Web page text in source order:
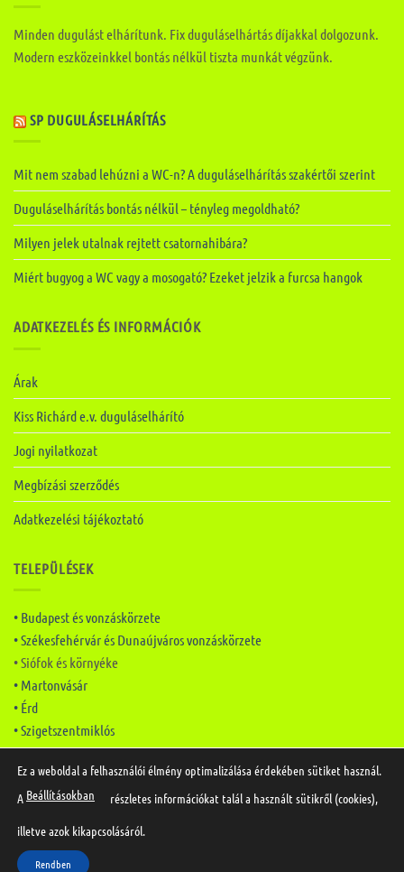
Minden dugulást elhárítunk. Fix duguláselhártás díjakkal dolgozunk.
Modern eszközeinkkel bontás nélkül tiszta munkát végzünk.
SP DUGULÁSELHÁRÍTÁS
Mit nem szabad lehúzni a WC-n? A duguláselhárítás szakértői szerint
Duguláselhárítás bontás nélkül – tényleg megoldható?
Milyen jelek utalnak rejtett csatornahibára?
Miért bugyog a WC vagy a mosogató? Ezeket jelzik a furcsa hangok
ADATKEZELÉS ÉS INFORMÁCIÓK
Árak
Kiss Richárd e.v. duguláselhárító
Jogi nyilatkozat
Megbízási szerződés
Adatkezelési tájékoztató
TELEPÜLÉSEK
• Budapest és vonzáskörzete
• Székesfehérvár és Dunaújváros vonzáskörzete
• Siófok és környéke
• Martonvásár
• Érd
• Szigetszentmiklós
Készítette:Mai Marketing
Ez a weboldal a felhasználói élmény optimalizálása érdekében sütiket használ.
A Beállításokban
részletes információkat talál a használt sütikről (cookies),
illetve azok kikapcsolásáról.
Rendben